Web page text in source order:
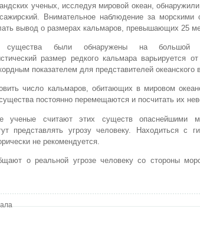
ученых, исследуя мировой океан,
Внимательное наблюдение за морскими
вывод о размерах кальмаров, превышающих 25
существа были обнаружены на большой
размер редкого кальмара варьируется
показателем для представителей океанского
число кальмаров, обитающих в мировом
постоянно перемещаются и посчитать их
ученые считают этих существ опаснейшими
представлять угрозу человеку. Находиться с
не рекомендуется.
о реальной угрозе человеку со стороны